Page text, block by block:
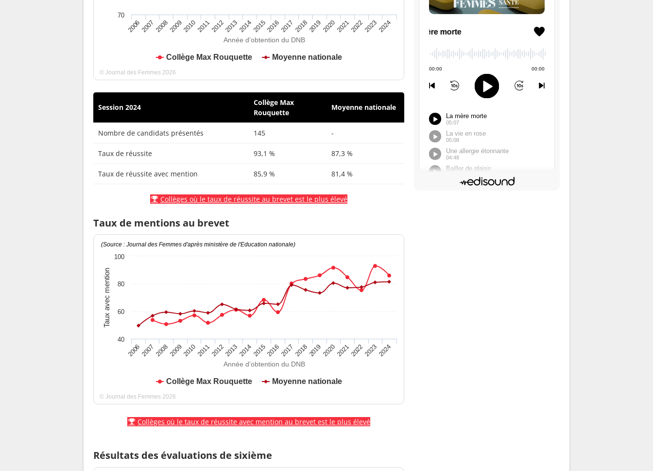
Année d'obtention du DNB
Collège Max Rouquette Moyenne nationale
2006200720082009201020112012201320142015201620172018201920202021202220232024
70
© Journal des Femmes 2026
Session 2024
Collège Max
Rouquette
Moyenne nationale
Nombre de candidats présentés 145 -
Taux de réussite 93,1 % 87,3 %
Taux de réussite avec mention 85,9 % 81,4 %
Collèges où le taux de réussite au brevet est le plus élevé
Taux de mentions au brevet
Année d'obtention du DNB
Taux avec mention
(Source : Journal des Femmes d'après ministère de l'Education nationale)
Collège Max Rouquette Moyenne nationale
2006200720082009201020112012201320142015201620172018201920202021202220232024
40
60
80
100
© Journal des Femmes 2026
Collèges où le taux de réussite avec mention au brevet est le plus élevé
Résultats des évaluations de sixième